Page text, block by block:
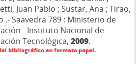
Juan Pablo ; Sustar, Ana ; Tirao,
.- Saavedra 789 : Ministerio de
- Instituto Nacional de
Tecnológica, 2009.
bibliográfico en formato papel.